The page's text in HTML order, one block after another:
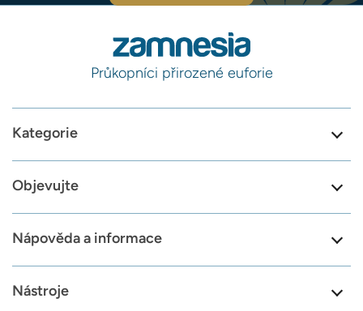
Průkopníci přirozené euforie
Kategorie
Objevujte
Nápověda a informace
Nástroje